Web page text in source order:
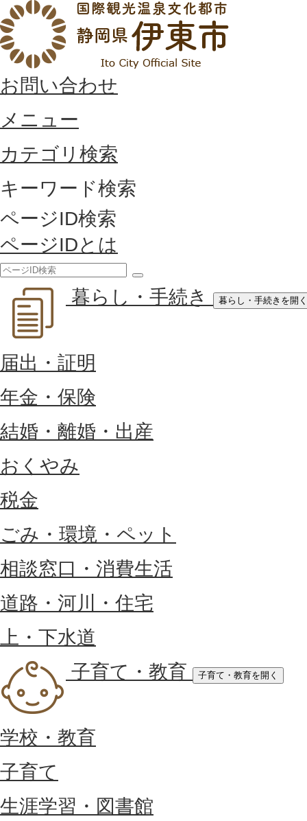
お問い合わせ
メニュー
カテゴリ検索
キーワード検索
ページID検索
ページIDとは
索
暮らし・手続き 暮らし・手続きを開く
届出・証明
年金・保険
結婚・離婚・出産
おくやみ
税金
ごみ・環境・ペット
相談窓口・消費生活
道路・河川・住宅
上・下水道
子育て・教育
子育て・教育を開く
学校・教育
子育て
生涯学習・図書館